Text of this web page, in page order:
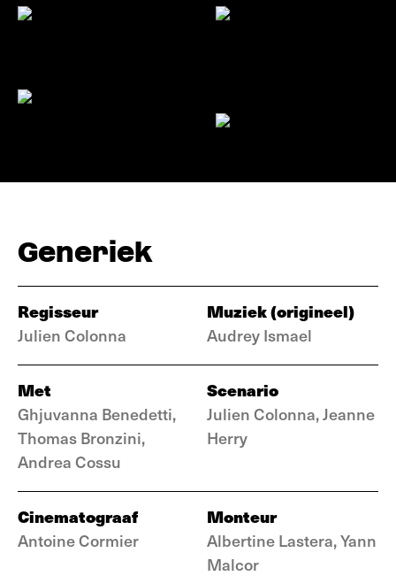
Generiek
Regisseur
Julien Colonna
Muziek (origineel)
Audrey Ismael
Met
Ghjuvanna Benedetti,
Thomas Bronzini,
Andrea Cossu
Scenario
Julien Colonna, Jeanne
Herry
Cinematograaf
Antoine Cormier
Monteur
Albertine Lastera, Yann
Malcor